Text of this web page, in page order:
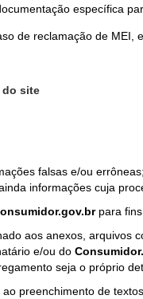
específica
de reclamação de
do site
falsas e/ou
informações cuja
para fins
aos anexos, arquivos
e/ou do
seja o próprio
preenchimento de